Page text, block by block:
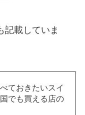
記載していま
ておきたいスイ
でも買える店の